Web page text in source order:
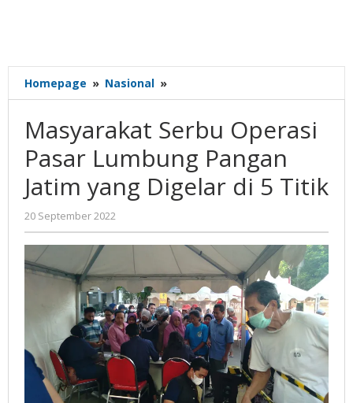
Homepage » Nasional »
Serbu
Pasar
Lumbung
Pangan
Jatim
yang
di
5
Titik
Masyarakat Serbu Operasi
Pasar Lumbung Pangan
Jatim yang Digelar di 5 Titik
20 September 2022
Gatot
Susanto